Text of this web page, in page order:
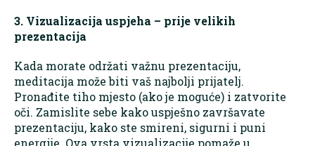
3. Vizualizacija uspjeha – prije velikih
prezentacija
Kada morate održati važnu prezentaciju,
meditacija može biti vaš najbolji prijatelj.
Pronađite tiho mjesto (ako je moguće) i zatvorite
oči. Zamislite sebe kako uspješno završavate
prezentaciju, kako ste smireni, sigurni i puni